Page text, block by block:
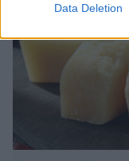
Data Deletion